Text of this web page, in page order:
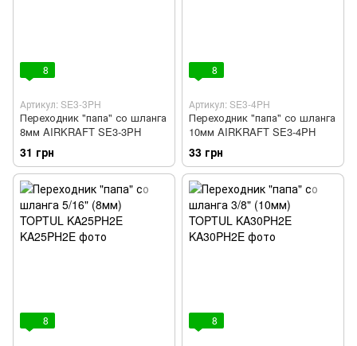
8
Артикул: SE3-3PH
Переходник "папа" со шланга
8мм AIRKRAFT SE3-3PH
31 грн
8
Артикул: SE3-4PH
Переходник "папа" со шланга
10мм AIRKRAFT SE3-4PH
33 грн
8 8